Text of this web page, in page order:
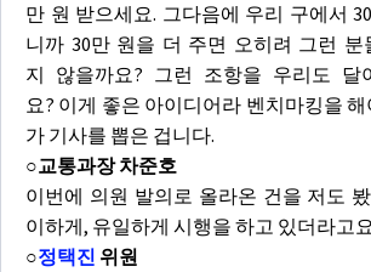
만 원 받으세요. 그다음에 우리 구에서
니까 30만 원을 더 주면 오히려 그런
지 않을까요? 그런 조항을 우리도 달
요? 이게 좋은 아이디어라 벤치마킹을
가 기사를 뽑은 겁니다.
○교통과장 차준호
이번에 의원 발의로 올라온 건을 저도
이하게, 유일하게 시행을 하고 있더라고
○정택진 위원